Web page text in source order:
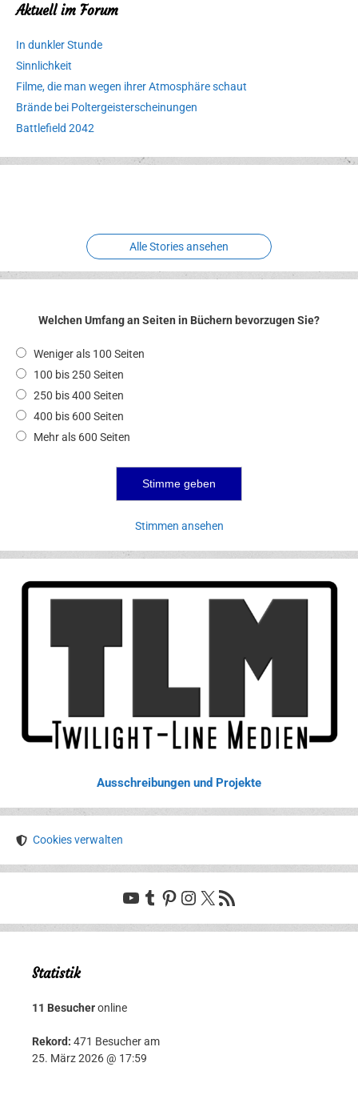
Aktuell im Forum
In dunkler Stunde
Sinnlichkeit
Filme, die man wegen ihrer Atmosphäre schaut
Brände bei Poltergeisterscheinungen
Battlefield 2042
Erlebnispark
Verbotene
Alle Stories ansehen
Welchen Umfang an Seiten in Büchern bevorzugen Sie?
Weniger als 100 Seiten
100 bis 250 Seiten
250 bis 400 Seiten
400 bis 600 Seiten
Mehr als 600 Seiten
Stimmen ansehen
Ausschreibungen und Projekte
Cookies verwalten
YouTube
Tumblr
Pinterest
Instagram
X RSS-Feed
Statistik
11 Besucheronline
Rekord: 471 Besucher am
25. März 2026 @ 17:59